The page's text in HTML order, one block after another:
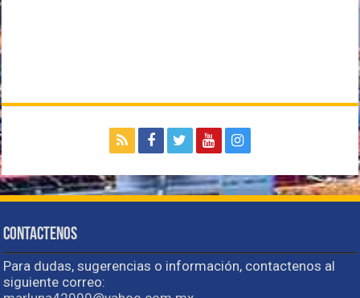
Contactenos
Para dudas, sugerencias o información, contactenos al
siguiente correo: